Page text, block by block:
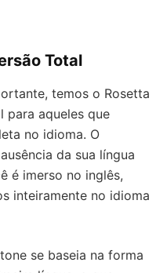
Total
temos o Rosetta
para aqueles que
no idioma. O
da sua língua
é imerso no inglês,
inteiramente no idioma
se baseia na forma